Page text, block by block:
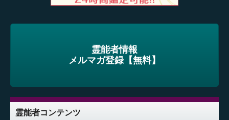
霊能者情報
メルマガ登録【無料】
霊能者コンテンツ